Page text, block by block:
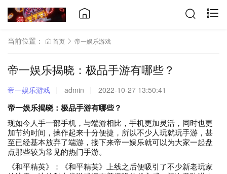
当前位置： 首页 帝一娱乐游戏
帝一娱乐揭晓：极品手游有哪些？
帝一娱乐游戏 admin 2022-10-27 13:50:41
帝一娱乐揭晓： 极品手游有哪些？
现如今人手一部手机，与端游相比，手机更加灵活，同时也更
加节约时间，操作起来十分便捷，所以不少人玩就玩手游，甚
至已经基本放弃了端游，接下来帝一娱乐就可以为大家一起盘
点那些较为常见的热门手游。
《和平精英》：《和平精英》上线之后便吸引了不少新老玩家